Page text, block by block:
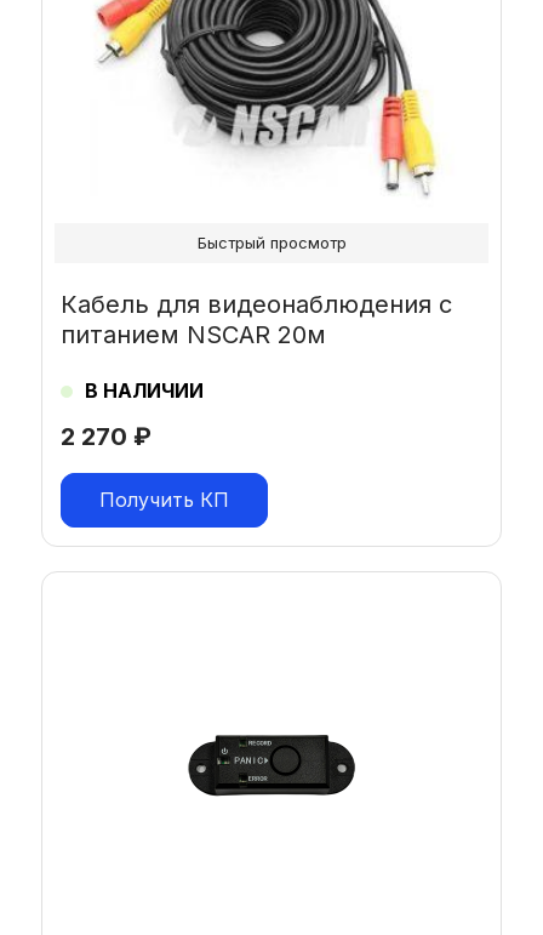
2 270 ₽
Кабель для видеонаблюдения с
питанием NSCAR 20м
В НАЛИЧИИ
Получить КП
Быстрый просмотр